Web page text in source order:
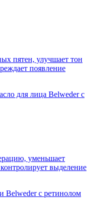
пятен, улучшает тон
появление
для лица Belweder с
уменьшает
выделение
Belweder с ретинолом